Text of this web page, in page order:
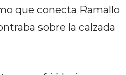
que conecta Ramallo
sobre la calzada